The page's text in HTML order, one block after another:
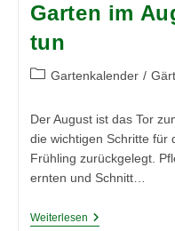
Garten im
tun
Beitrags-
Gartenkalender /
Der August ist das Tor
die wichtigen Schritte für
Frühling zurückgelegt.
ernten und Schnitt…
WeiterlesenGarten